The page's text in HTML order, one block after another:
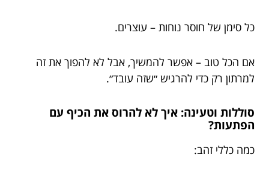
כל סימן של חוסר נוחות – עוצרים.
אם הכל טוב – אפשר להמשיך, אבל לא להפוך את זה
למרתון רק כדי להרגיש ״שזה עובד״.
סוללות וטעינה: איך לא להרוס את הכיף עם
הפתעות?
כמה כללי זהב: